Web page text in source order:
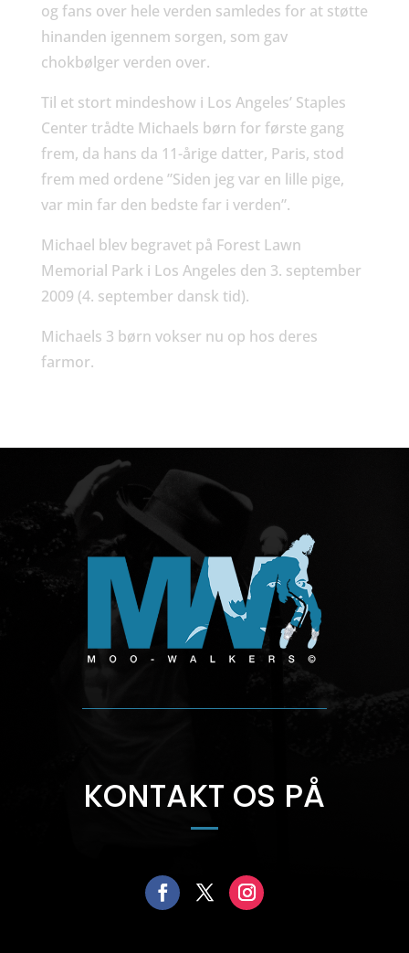
og fans over hele verden samledes for at støtte
hinanden igennem sorgen, som gav
chokbølger verden over.
Til et stort mindeshow i Los Angeles’ Staples
Center trådte Michaels børn for første gang
frem, da hans da 11-årige datter, Paris, stod
frem med ordene ”Siden jeg var en lille pige,
var min far den bedste far i verden”.
Michael blev begravet på Forest Lawn
Memorial Park i Los Angeles den 3. september
2009 (4. september dansk tid).
Michaels 3 børn vokser nu op hos deres
farmor.
KONTAKT OS PÅ